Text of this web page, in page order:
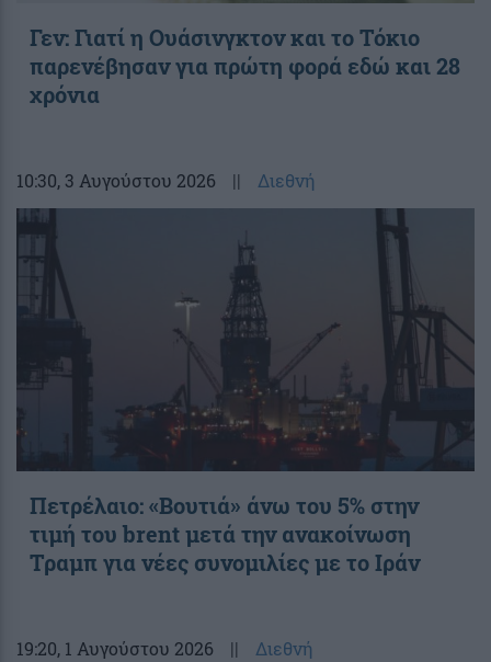
Γεν: Γιατί η Ουάσινγκτον και το Τόκιο
παρενέβησαν για πρώτη φορά εδώ και 28
χρόνια
10:30, 3 Αυγούστου 2026 || Διεθνή
Πετρέλαιο: «Βουτιά» άνω του 5% στην
τιμή του brent μετά την ανακοίνωση
Τραμπ για νέες συνομιλίες με το Ιράν
19:20, 1 Αυγούστου 2026 || Διεθνή